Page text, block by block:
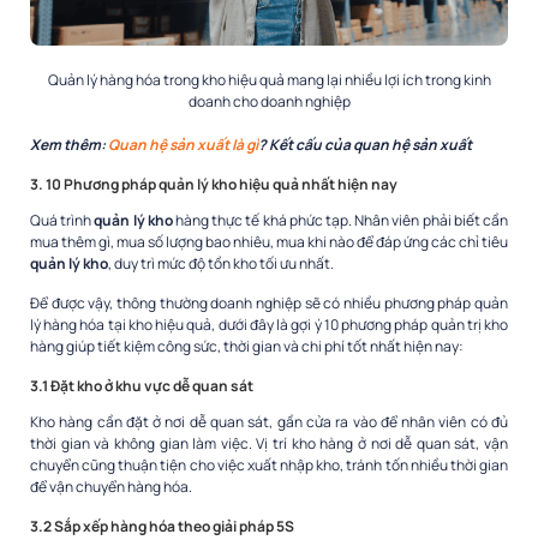
Quản lý hàng hóa trong kho hiệu quả mang lại nhiều lợi ích trong kinh
doanh cho doanh nghiệp
Xem thêm:Quan hệ sản xuất là gì? Kết cấu của quan hệ sản xuất
3. 10 Phương pháp quản lý kho hiệu quả nhất hiện nay
Quá trìnhquản lý khohàng thực tế khá phức tạp. Nhân viên phải biết cần
mua thêm gì, mua số lượng bao nhiêu, mua khi nào để đáp ứng các chỉ tiêu
quản lý kho, duy trì mức độ tồn kho tối ưu nhất.
Để được vậy, thông thường doanh nghiệp sẽ có nhiều phương pháp quản
lý hàng hóa tại kho hiệu quả, dưới đây là gợi ý 10 phương pháp quản trị kho
hàng giúp tiết kiệm công sức, thời gian và chi phí tốt nhất hiện nay:
3.1 Đặt kho ở khu vực dễ quan sát
Kho hàng cần đặt ở nơi dễ quan sát, gần cửa ra vào để nhân viên có đủ
thời gian và không gian làm việc. Vị trí kho hàng ở nơi dễ quan sát, vận
chuyển cũng thuận tiện cho việc xuất nhập kho, tránh tốn nhiều thời gian
để vận chuyển hàng hóa.
3.2 Sắp xếp hàng hóa theo giải pháp 5S